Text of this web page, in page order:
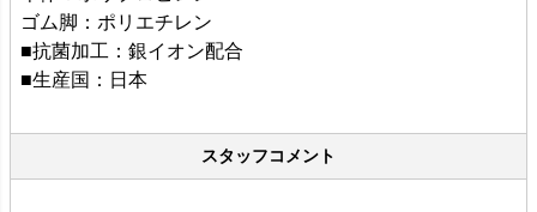
ゴム脚：ポリエチレン
■抗菌加工：銀イオン配合
■生産国：日本
スタッフコメント